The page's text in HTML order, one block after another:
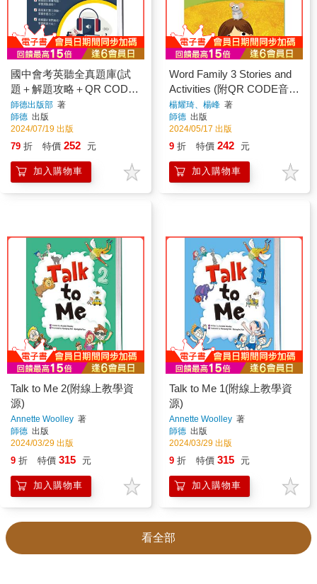
國中會考英聽全真題庫(試
題＋解題攻略＋QR CODE
音檔)
師德出版部 著
師德 出版
2024/07/19 出版
79 折 特價 252 元
加入購物車
Word Family 3 Stories and
Activities (附QR CODE音檔
隨掃即聽)
楊耀琦、楊峰 著
師德 出版
2024/05/17 出版
9 折 特價 242 元
加入購物車
Talk to Me 2(附線上教學資
源)
Annette Woolley 著
師德 出版
2024/03/29 出版
9 折 特價 315 元
加入購物車
Talk to Me 1(附線上教學資
源)
Annette Woolley 著
師德 出版
2024/03/29 出版
9 折 特價 315 元
加入購物車
看全部